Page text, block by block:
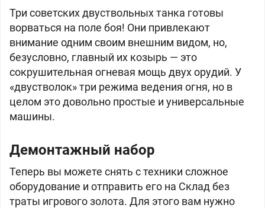
Три советских двуствольных танка готовы
ворваться на поле боя! Они привлекают
внимание одним своим внешним видом, но,
безусловно, главный их козырь — это
сокрушительная огневая мощь двух орудий. У
«двустволок» три режима ведения огня, но в
целом это довольно простые и универсальные
машины.
Демонтажный набор
Теперь вы можете снять с техники сложное
оборудование и отправить его на Склад без
траты игрового золота. Для этого вам нужно